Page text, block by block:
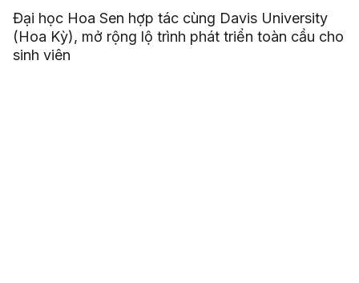
Đại học Hoa Sen hợp tác cùng Davis University
(Hoa Kỳ), mở rộng lộ trình phát triển toàn cầu cho
sinh viên